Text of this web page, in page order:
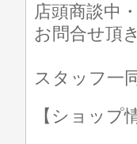
店頭商談中
お問合せ頂
スタッフ一
【ショップ